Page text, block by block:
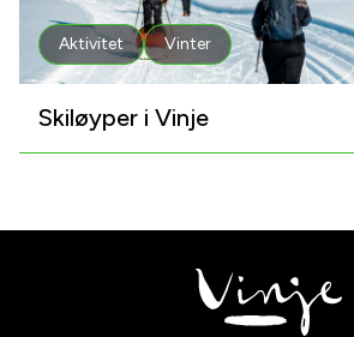
Aktivitet Vinter
Skiløyper i Vinje